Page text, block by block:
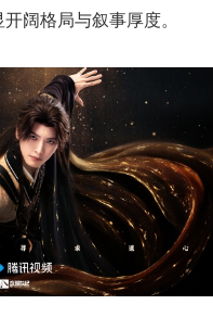
阔格局与叙事厚度。